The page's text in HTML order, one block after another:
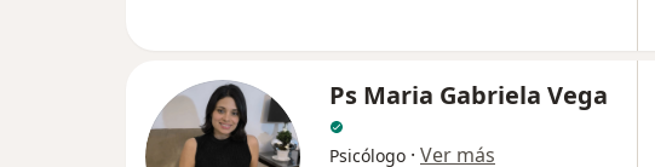
Ps Maria Gabriela Vega
Psicólogo · Ver más